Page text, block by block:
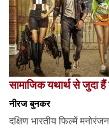
सामाजिक यथार्थ से जुदा
नीरज बुनकर
दक्षिण भारतीय फिल्में